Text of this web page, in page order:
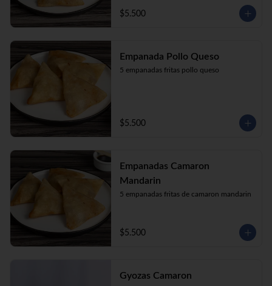
$5.500
Empanada Pollo Queso
5 empanadas fritas pollo queso
$5.500
Empanadas Camaron
Mandarin
5 empanadas fritas de camaron mandarin
$5.500
Gyozas Camaron